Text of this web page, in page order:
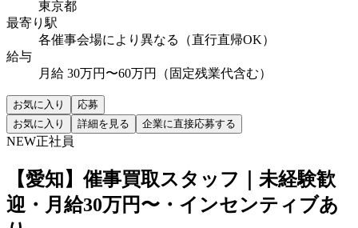
東京都
最寄り駅
各催事会場により異なる（直行直帰OK）
給与
月給 30万円〜60万円（固定残業代含む）
お気に入り
応募
お気に入り
詳細を見る 企業に直接応募する
NEW正社員
【愛知】催事買取スタッフ｜未経験歓
迎・月給30万円〜・インセンティブあ